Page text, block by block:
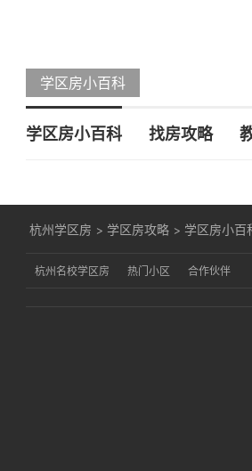
学区房小百科
学区房小百科 找房攻略
杭州学区房 > 学区房攻略 > 学区房小百
杭州名校学区房 热门小区 合作伙伴